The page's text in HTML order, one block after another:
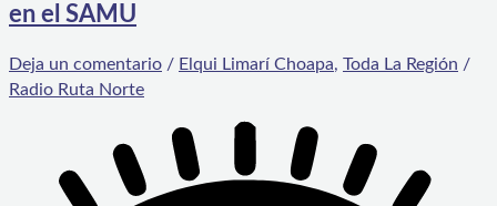
en el SAMU
Deja un comentario / Elqui Limarí Choapa, Toda La Región /
Radio Ruta Norte